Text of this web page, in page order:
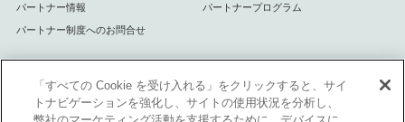
パートナー情報 パートナープログラム
パートナー制度へのお問合せ
サポート
「すべての Cookie を受け入れる」をクリックすると、サイ
トナビゲーションを強化し、サイトの使用状況を分析し、